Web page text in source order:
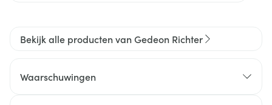
Bekijk alle producten van Gedeon Richter
Waarschuwingen